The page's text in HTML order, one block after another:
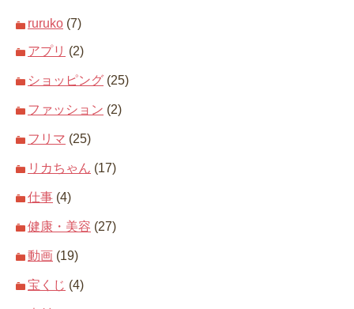
ruruko (7)
アプリ (2)
ショッピング (25)
ファッション (2)
フリマ (25)
リカちゃん (17)
仕事 (4)
健康・美容 (27)
動画 (19)
宝くじ (4)